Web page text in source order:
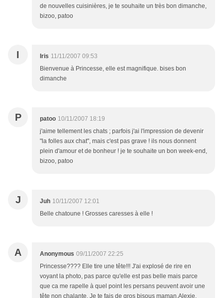
de nouvelles cuisinières, je te souhaite un très bon dimanche,
bizoo, patoo
I Iris 11/11/2007 09:53
Bienvenue à Princesse, elle est magnifique. bises bon
dimanche
P patoo 10/11/2007 18:19
j'aime tellement les chats ; parfois j'ai l'impression de devenir
"la folles aux chat", mais c'est pas grave ! ils nous donnent
plein d'amour et de bonheur ! je te souhaite un bon week-end,
bizoo, patoo
J Juh 10/11/2007 12:01
Belle chatoune ! Grosses caresses à elle !
A Anonymous 09/11/2007 22:25
Princesse???? Elle tire une tête!!! J'ai explosé de rire en
voyant la photo, pas parce qu'elle est pas belle mais parce
que ca me rapelle à quel point les persans peuvent avoir une
tête non chalante. Je te fais de gros bisous maman.Alexie.